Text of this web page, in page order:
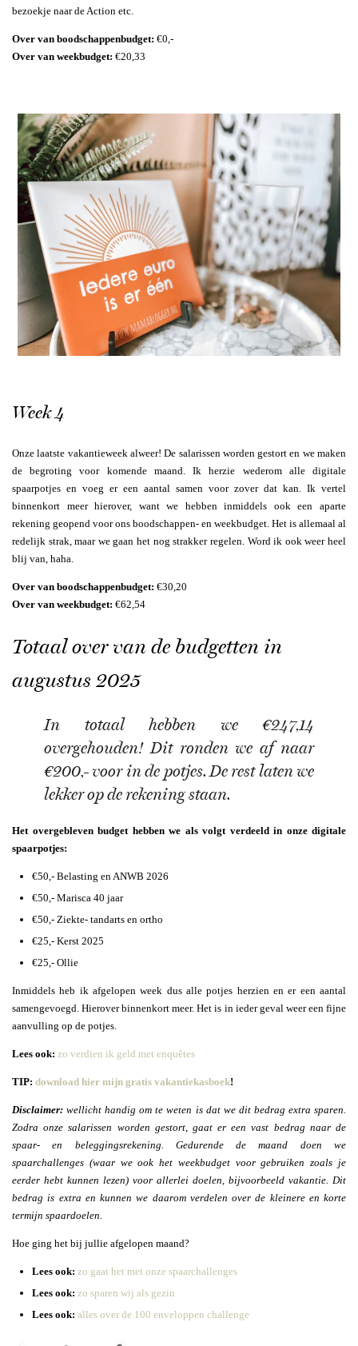
bezoekje naar de Action etc.
Over van boodschappenbudget: €0,-
Over van weekbudget: €20,33
Week 4
Onze laatste vakantieweek alweer! De salarissen worden gestort en we maken
de begroting voor komende maand. Ik herzie wederom alle digitale
spaarpotjes en voeg er een aantal samen voor zover dat kan. Ik vertel
binnenkort meer hierover, want we hebben inmiddels ook een aparte
rekening geopend voor ons boodschappen- en weekbudget. Het is allemaal al
redelijk strak, maar we gaan het nog strakker regelen. Word ik ook weer heel
blij van, haha.
Over van boodschappenbudget: €30,20
Over van weekbudget: €62,54
Totaal over van de budgetten in
augustus 2025
In totaal hebben we €247,14
overgehouden! Dit ronden we af naar
€200,- voor in de potjes. De rest laten we
lekker op de rekening staan.
Het overgebleven budget hebben we als volgt verdeeld in onze digitale
spaarpotjes:
€50,- Belasting en ANWB 2026
€50,- Marisca 40 jaar
€50,- Ziekte- tandarts en ortho
€25,- Kerst 2025
€25,- Ollie
Inmiddels heb ik afgelopen week dus alle potjes herzien en er een aantal
samengevoegd. Hierover binnenkort meer. Het is in ieder geval weer een fijne
aanvulling op de potjes.
Lees ook: zo verdien ik geld met enquêtes
TIP: download hier mijn gratis vakantiekasboek!
Disclaimer: wellicht handig om te weten is dat we dit bedrag extra sparen.
Zodra onze salarissen worden gestort, gaat er een vast bedrag naar de
spaar- en beleggingsrekening. Gedurende de maand doen we
spaarchallenges (waar we ook het weekbudget voor gebruiken zoals je
eerder hebt kunnen lezen) voor allerlei doelen, bijvoorbeeld vakantie. Dit
bedrag is extra en kunnen we daarom verdelen over de kleinere en korte
termijn spaardoelen.
Hoe ging het bij jullie afgelopen maand?
Lees ook: zo gaat het met onze spaarchallenges
Lees ook: zo sparen wij als gezin
Lees ook: alles over de 100 enveloppen challenge